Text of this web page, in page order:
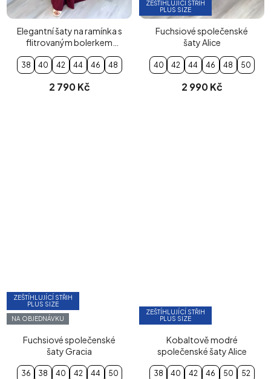
Elegantní šaty na ramínka s
flitrovaným bolerkem
vínové
38 40 42 44 46 48
2 790 Kč
ZEŠTÍHLUJÍCÍ STŘIH
PLUS SIZE
Fuchsiové společenské
šaty Alice
40 42 44 46 48 50
2 990 Kč
ZEŠTÍHLUJÍCÍ STŘIH
PLUS SIZE
NA OBJEDNÁVKU
Fuchsiové společenské
šaty Gracia
36 38 40 42 44 50
ZEŠTÍHLUJÍCÍ STŘIH
PLUS SIZE
Kobaltově modré
společenské šaty Alice
38 40 42 46 50 52